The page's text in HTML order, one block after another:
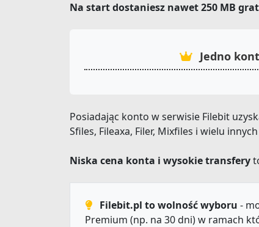
Na start dostaniesz nawet 250 MB
Jedno
Posiadając konto w serwisie Filebit
Sfiles, Fileaxa, Filer, Mixfiles i wielu
Niska cena konta i wysokie transfery
Filebit.pl to wolność wyboru -
Premium (np. na 30 dni) w ramach